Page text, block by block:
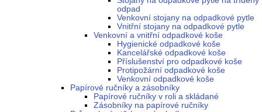
odpad
Venkovní stojany na odpadkové pytle
Vnitřní stojany na odpadkové pytle
Venkovní a vnitřní odpadkové koše
Hygienické odpadkové koše
Kancelářské odpadkové koše
Příslušenství pro odpadkové koše
Protipožární odpadkové koše
Venkovní odpadkové koše
Papírové ručníky a zásobníky
Papírové ručníky v roli a skládané
Zásobníky na papírové ručníky